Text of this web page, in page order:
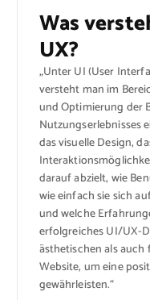
Was
UX?
„Unter UI (User
versteht man im
und Optimierung der
Nutzungserlebnisses
das visuelle Design,
darauf abzielt, wie
wie einfach sie sich
und welche
erfolgreiches UI/UX-
ästhetischen als
Website, um eine
gewährleisten.“